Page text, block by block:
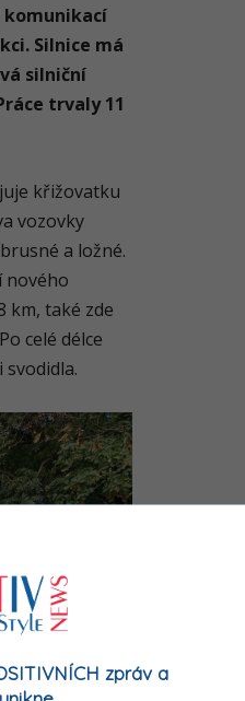
komunikací
Silnice má
silniční
trvaly 11
křižovatku
vozovky
a ložné.
nového
km, také zde
celé délce
zpráv a